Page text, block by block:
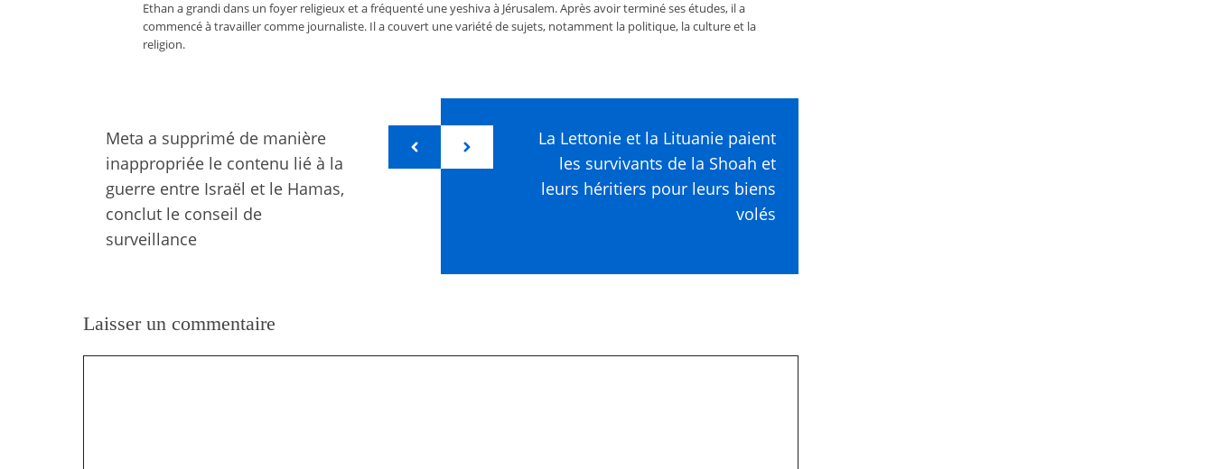
Ethan a grandi dans un foyer religieux et a fréquenté une yeshiva à Jérusalem. Après avoir terminé ses études, il a
commencé à travailler comme journaliste. Il a couvert une variété de sujets, notamment la politique, la culture et la
religion.
Meta a supprimé de manière
inappropriée le contenu lié à la
guerre entre Israël et le Hamas,
conclut le conseil de
surveillance
La Lettonie et la Lituanie paient
les survivants de la Shoah et
leurs héritiers pour leurs biens
volés
Laisser un commentaire